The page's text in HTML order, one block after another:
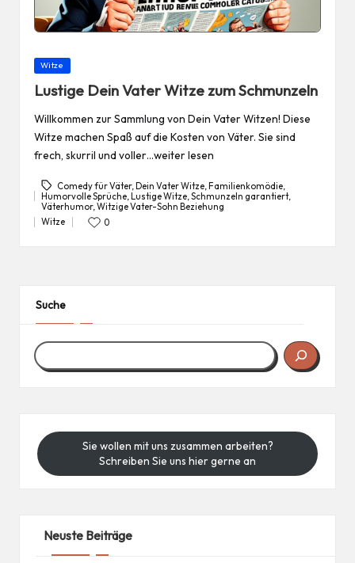
Posted
Witze
Lustige Dein Vater Witze zum Schmunzeln
Willkommen zur Sammlung von Dein Vater Witzen! Diese
Witze machen Spaß auf die Kosten von Väter. Sie sind
frech, skurril und voller…weiter lesen
Tags:
Comedy für Väter, Dein Vater Witze, Familienkomödie,
Humorvolle Sprüche, Lustige Witze, Schmunzeln garantiert,
Väterhumor, Witzige Vater-Sohn Beziehung
Posted
Witze 0
Suche
Sie wollen mit uns zusammen arbeiten?
Schreiben Sie uns hier gerne an
Neuste Beiträge